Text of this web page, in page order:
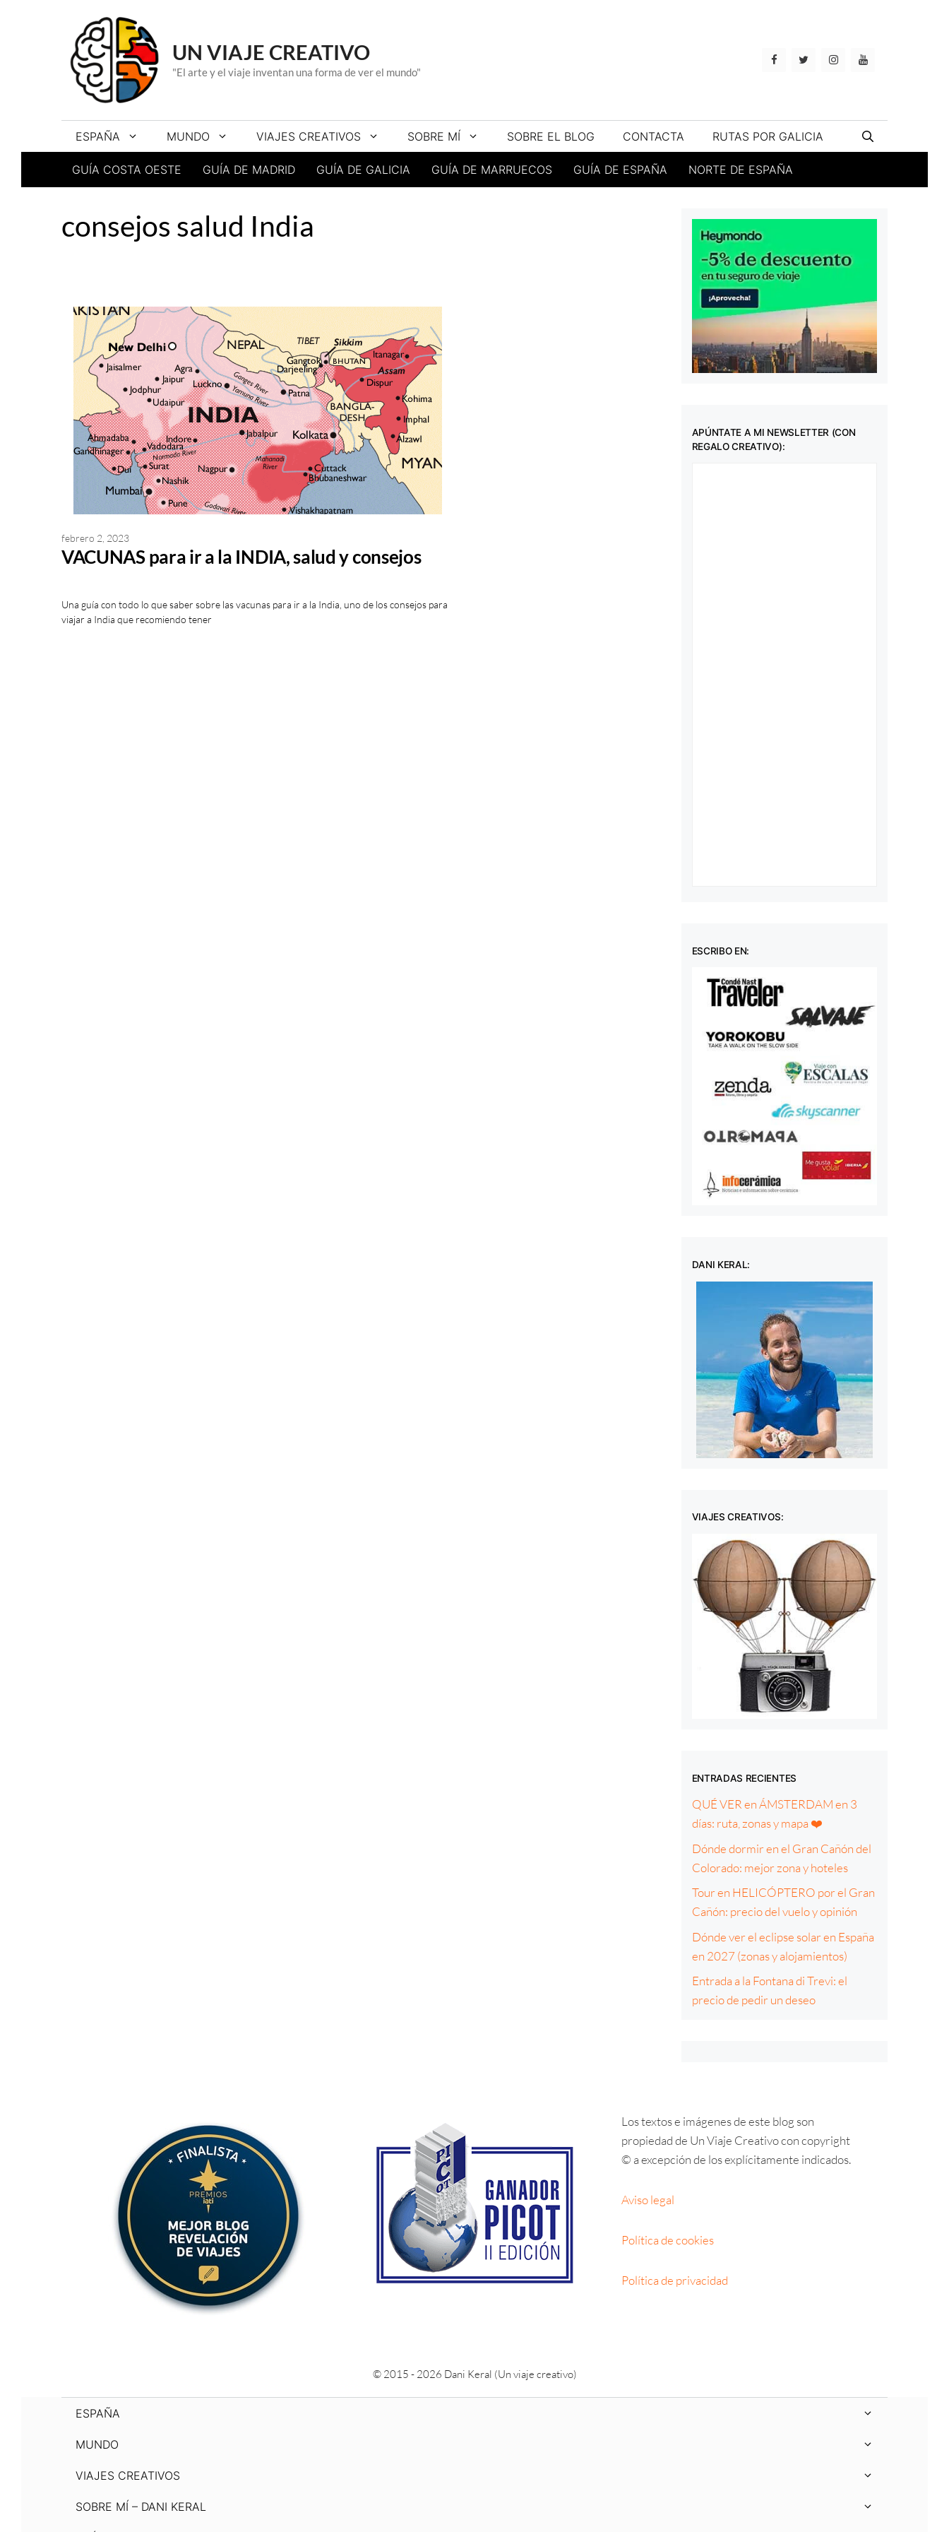
UN VIAJE CREATIVO
"El arte y el viaje inventan una forma de ver el mundo"
ESPAÑA MUNDO VIAJES CREATIVOS SOBRE MÍ SOBRE EL BLOG CONTACTA RUTAS POR GALICIA
GUÍA COSTA OESTE GUÍA DE MADRID GUÍA DE GALICIA GUÍA DE MARRUECOS GUÍA DE ESPAÑA NORTE DE ESPAÑA
consejos salud India
VACUNAS para ir a la INDIA, salud y consejos
febrero 2, 2023
Una guía con todo lo que saber sobre las vacunas para ir a la India, uno de los consejos para
viajar a India que recomiendo tener
APÚNTATE A MI NEWSLETTER (CON
REGALO CREATIVO):
ESCRIBO EN:
DANI KERAL:
VIAJES CREATIVOS:
ENTRADAS RECIENTES
QUÉ VER en ÁMSTERDAM en 3
días: ruta, zonas y mapa ❤️
Dónde dormir en el Gran Cañón del
Colorado: mejor zona y hoteles
Tour en HELICÓPTERO por el Gran
Cañón: precio del vuelo y opinión
Dónde ver el eclipse solar en España
en 2027 (zonas y alojamientos)
Entrada a la Fontana di Trevi: el
precio de pedir un deseo
Los textos e imágenes de este blog son
propiedad de Un Viaje Creativo con copyright
© a excepción de los explícitamente indicados.
Aviso legal
Política de cookies
Política de privacidad
© 2015 - 2026 Dani Keral (Un viaje creativo)
ESPAÑA
MUNDO
VIAJES CREATIVOS
SOBRE MÍ – DANI KERAL